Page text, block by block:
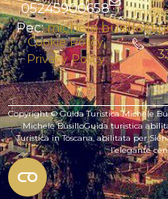
05245900658
Pec:
Cookie Policy
Privacy Policy
Copyright © Guida Turistica Michele
Michele BusilloGuida turistica
Turistica in Toscana, abilitata per
l’elegante